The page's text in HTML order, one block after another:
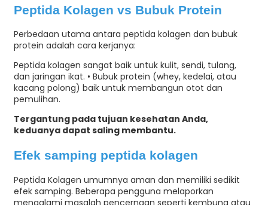
Peptida Kolagen vs Bubuk Protein
Perbedaan utama antara peptida kolagen dan bubuk
protein adalah cara kerjanya:
Peptida kolagen sangat baik untuk kulit, sendi, tulang,
dan jaringan ikat. • Bubuk protein (whey, kedelai, atau
kacang polong) baik untuk membangun otot dan
pemulihan.
Tergantung pada tujuan kesehatan Anda,
keduanya dapat saling membantu.
Efek samping peptida kolagen
Peptida Kolagen umumnya aman dan memiliki sedikit
efek samping. Beberapa pengguna melaporkan
mengalami masalah pencernaan seperti kembung atau